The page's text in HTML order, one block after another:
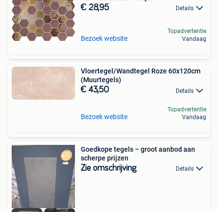
€ 28,95 Details
Bezoek website
Topadvertentie
Vandaag
Vloertegel/Wandtegel Roze 60x120cm
(Muurtegels)
€ 43,50 Details
Bezoek website
Topadvertentie
Vandaag
Goedkope tegels – groot aanbod aan
scherpe prijzen
Zie omschrijving Details